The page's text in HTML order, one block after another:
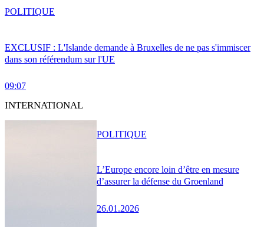
EXCLUSIF : L'Islande demande à Bruxelles de ne pas s'immiscer
dans son référendum sur l'UE
09:07
POLITIQUE
INTERNATIONAL
L’Europe encore loin d’être en mesure
d’assurer la défense du Groenland
26.01.2026
POLITIQUE